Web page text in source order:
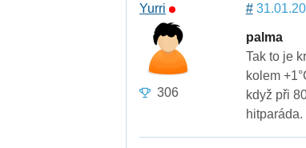
Yurri
306
#
palma
Tak to je
kolem
když při
hitparáda.